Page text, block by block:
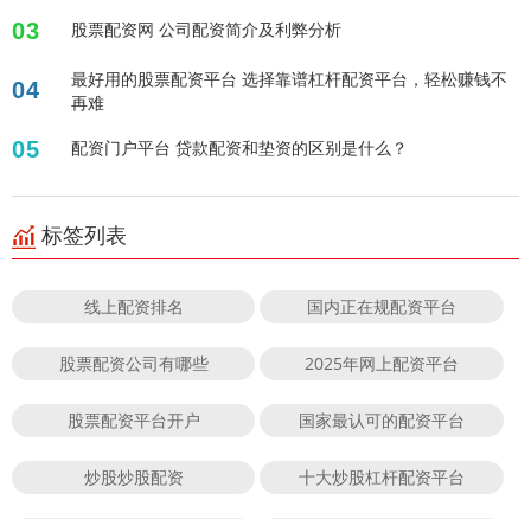
03 股票配资网 公司配资简介及利弊分析
04
最好用的股票配资平台 选择靠谱杠杆配资平台，轻松赚钱不
再难
05 配资门户平台 贷款配资和垫资的区别是什么？
标签列表
线上配资排名 国内正在规配资平台
股票配资公司有哪些 2025年网上配资平台
股票配资平台开户 国家最认可的配资平台
炒股炒股配资 十大炒股杠杆配资平台